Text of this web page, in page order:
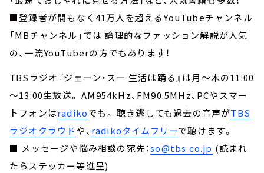
■登録者が間もなく41万人を超えるYouTubeチャンネル
「MBチャンネル」では 論理的なファッション解説が人気
の、一流YouTuberの方でもあります！
TBSラジオ『ジェーン・スー 生活は踊る』は月～木の11:00
～13:00生放送。 AM954kHz、FM90.5MHz、PCやスマー
トフォンはradikoでも。 聴き逃しても過去の音声がTBS
ラジオクラウドや、 radikoタイムフリーで聴けます。
■ メッセージや悩み相談の宛先：so@tbs.co.jp (読まれ
たらステッカー等進呈)